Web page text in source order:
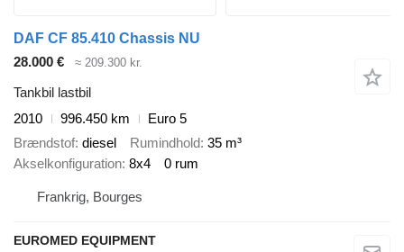
DAF CF 85.410 Chassis NU
28.000 €
≈ 209.300 kr.
Tankbil lastbil
2010
996.450 km
Euro 5
Brændstof diesel Rumindhold 35 m³
Akselkonfiguration 8x4 0 rum
Frankrig, Bourges
EUROMED EQUIPMENT